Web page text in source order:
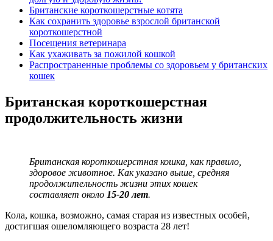
Британские короткошерстные котята
Как сохранить здоровье взрослой британской
короткошерстной
Посещения ветеринара
Как ухаживать за пожилой кошкой
Распространенные проблемы со здоровьем у британских
кошек
Британская короткошерстная
продолжительность жизни
Британская короткошерстная кошка, как правило,
здоровое животное. Как указано выше, средняя
продолжительность жизни этих кошек
составляет около 15-20 лет.
Кола, кошка, возможно, самая старая из известных особей,
достигшая ошеломляющего возраста 28 лет!